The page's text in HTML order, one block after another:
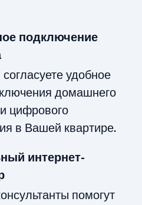
подключение
удобное
домашнего
цифрового
в Вашей квартире.
интернет-
помогут